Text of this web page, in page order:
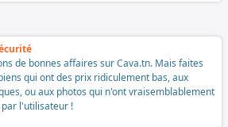
de bonnes affaires sur Cava.tn. Mais faites
qui ont des prix ridiculement bas, aux
ou aux photos qui n'ont vraisemblablement
l'utilisateur !